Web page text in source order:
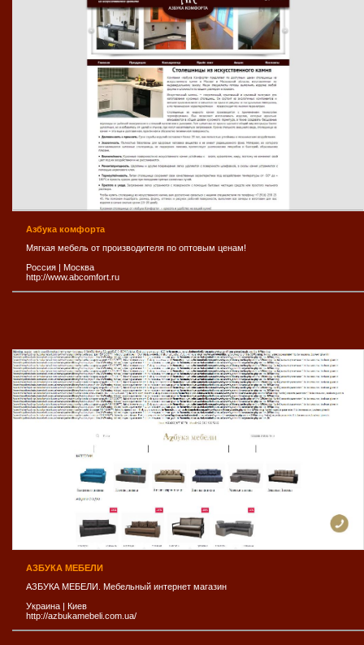
Азбука комфорта
Мягкая мебель от производителя по оптовым ценам!
Россия | Москва
http://www.abcomfort.ru
АЗБУКА МЕБЕЛИ
АЗБУКА МЕБЕЛИ. Мебельный интернет магазин
Украина | Киев
http://azbukamebeli.com.ua/